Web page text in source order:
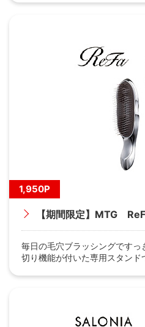
1,950P
【期間限定】MTG
毎日の毛穴ブラッシングです
切り機能が付いた専用スタンド